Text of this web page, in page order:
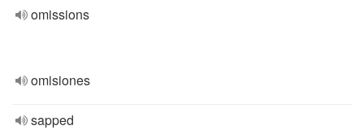
omissions
omisiones
sapped